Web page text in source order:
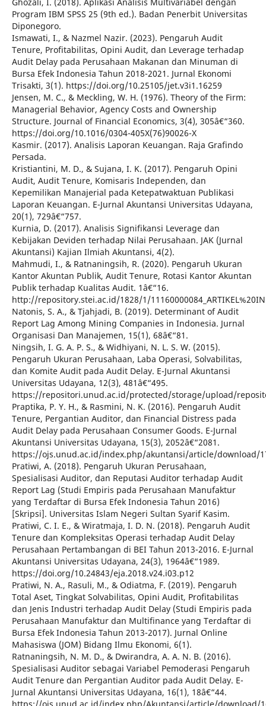
Program IBM SPSS 25 (9th ed.). Badan Penerbit Universitas
Diponegoro.
Ismawati, I., & Nazmel Nazir. (2023). Pengaruh Audit
Tenure, Profitabilitas, Opini Audit, dan Leverage terhadap
Audit Delay pada Perusahaan Makanan dan Minuman di
Bursa Efek Indonesia Tahun 2018-2021. Jurnal Ekonomi
Trisakti, 3(1). https://doi.org/10.25105/jet.v3i1.16259
Jensen, M. C., & Meckling, W. H. (1976). Theory of the Firm:
Managerial Behavior, Agency Costs and Ownership
Structure. Journal of Financial Economics, 3(4), 305â€“360.
https://doi.org/10.1016/0304-405X(76)90026-X
Kasmir. (2017). Analisis Laporan Keuangan. Raja Grafindo
Persada.
Kristiantini, M. D., & Sujana, I. K. (2017). Pengaruh Opini
Audit, Audit Tenure, Komisaris Independen, dan
Kepemilikan Manajerial pada Ketepatwaktuan Publikasi
Laporan Keuangan. E-Jurnal Akuntansi Universitas Udayana,
20(1), 729â€“757.
Kurnia, D. (2017). Analisis Signifikansi Leverage dan
Kebijakan Deviden terhadap Nilai Perusahaan. JAK (Jurnal
Akuntansi) Kajian Ilmiah Akuntansi, 4(2).
Mahmudi, I., & Ratnaningsih, R. (2020). Pengaruh Ukuran
Kantor Akuntan Publik, Audit Tenure, Rotasi Kantor Akuntan
Publik terhadap Kualitas Audit. 1â€“16.
http://repository.stei.ac.id/1828/1/
Natonis, S. A., & Tjahjadi, B. (2019). Determinant of Audit
Report Lag Among Mining Companies in Indonesia. Jurnal
Organisasi Dan Manajemen, 15(1), 68â€“81.
Ningsih, I. G. A. P. S., & Widhiyani, N. L. S. W. (2015).
Pengaruh Ukuran Perusahaan, Laba Operasi, Solvabilitas,
dan Komite Audit pada Audit Delay. E-Jurnal Akuntansi
Universitas Udayana, 12(3), 481â€“495.
https://repositori.unud.ac.id/protected/storage/upload/
Praptika, P. Y. H., & Rasmini, N. K. (2016). Pengaruh Audit
Tenure, Pergantian Auditor, dan Financial Distress pada
Audit Delay pada Perusahaan Consumer Goods. E-Jurnal
Akuntansi Universitas Udayana, 15(3), 2052â€“2081.
https://ojs.unud.ac.id/index.php/akuntansi/article/download/
Pratiwi, A. (2018). Pengaruh Ukuran Perusahaan,
Spesialisasi Auditor, dan Reputasi Auditor terhadap Audit
Report Lag (Studi Empiris pada Perusahaan Manufaktur
yang Terdaftar di Bursa Efek Indonesia Tahun 2016)
[Skripsi]. Universitas Islam Negeri Sultan Syarif Kasim.
Pratiwi, C. I. E., & Wiratmaja, I. D. N. (2018). Pengaruh Audit
Tenure dan Kompleksitas Operasi terhadap Audit Delay
Perusahaan Pertambangan di BEI Tahun 2013-2016. E-Jurnal
Akuntansi Universitas Udayana, 24(3), 1964â€“1989.
https://doi.org/10.24843/eja.2018.v24.i03.p12
Pratiwi, N. A., Rasuli, M., & Odiatma, F. (2019). Pengaruh
Total Aset, Tingkat Solvabilitas, Opini Audit, Profitabilitas
dan Jenis Industri terhadap Audit Delay (Studi Empiris pada
Perusahaan Manufaktur dan Multifinance yang Terdaftar di
Bursa Efek Indonesia Tahun 2013-2017). Jurnal Online
Mahasiswa (JOM) Bidang Ilmu Ekonomi, 6(1).
Ratnaningsih, N. M. D., & Dwirandra, A. A. N. B. (2016).
Spesialisasi Auditor sebagai Variabel Pemoderasi Pengaruh
Audit Tenure dan Pergantian Auditor pada Audit Delay. E-
Jurnal Akuntansi Universitas Udayana, 16(1), 18â€“44.